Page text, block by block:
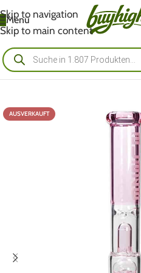
Skip to navigation
Skip to main content
Menü
AUSVERKAUFT